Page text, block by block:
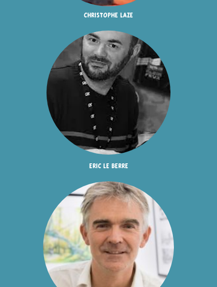
christophe laze
eric le berre